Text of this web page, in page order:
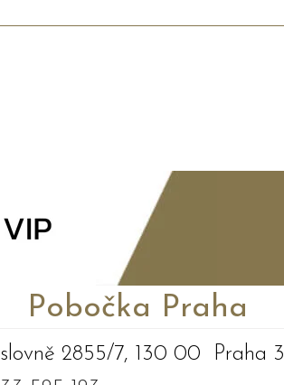
Pobočka Praha
2855/7, 130 00 Praha 3